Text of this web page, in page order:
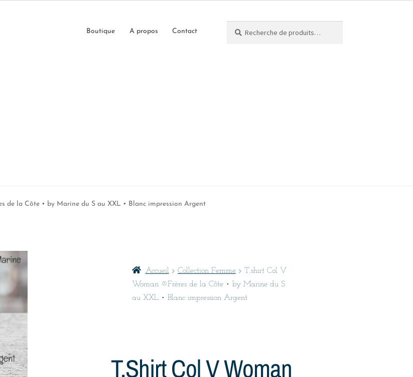
Boutique A propos Contact
de la Côte • by Marine du S au XXL • Blanc impression Argent
Accueil Collection Femme
T.shirt Col V
Woman ®Frères de la Côte • by Marine du S
au XXL • Blanc impression Argent
T.shirt Col V Woman